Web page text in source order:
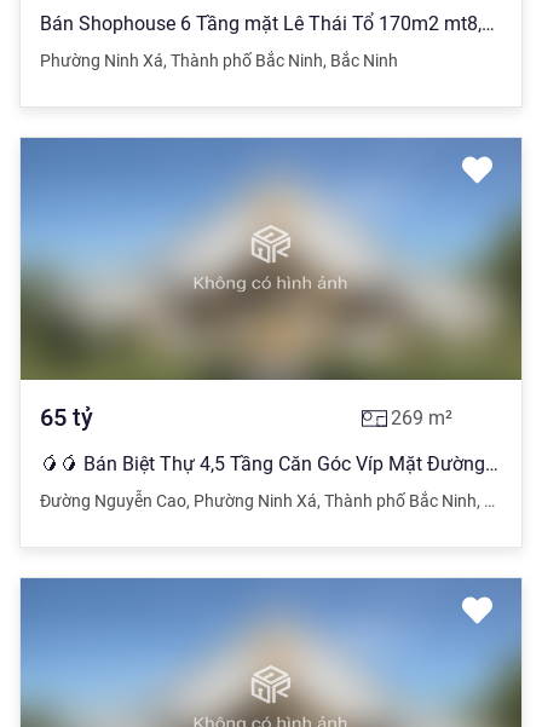
Bán Shophouse 6 Tầng mặt Lê Thái Tổ 170m2 mt8,5m
Phường Ninh Xá, Thành phố Bắc Ninh, Bắc Ninh
65 tỷ 269 m²
🥭🥭 Bán Biệt Thự 4,5 Tầng Căn Góc Víp Mặt Đường Nguyễn Cao & Ngô Tất Tố
Đường Nguyễn Cao, Phường Ninh Xá, Thành phố Bắc Ninh, Bắc